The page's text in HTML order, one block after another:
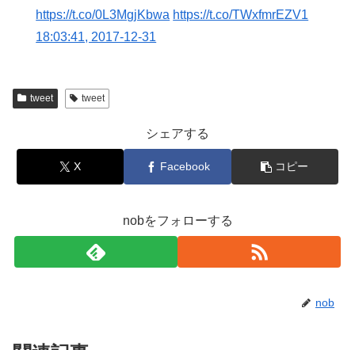
https://t.co/0L3MgjKbwa https://t.co/TWxfmrEZV1
18:03:41, 2017-12-31
tweet tweet
シェアする
X Facebook コピー
nobをフォローする
nob